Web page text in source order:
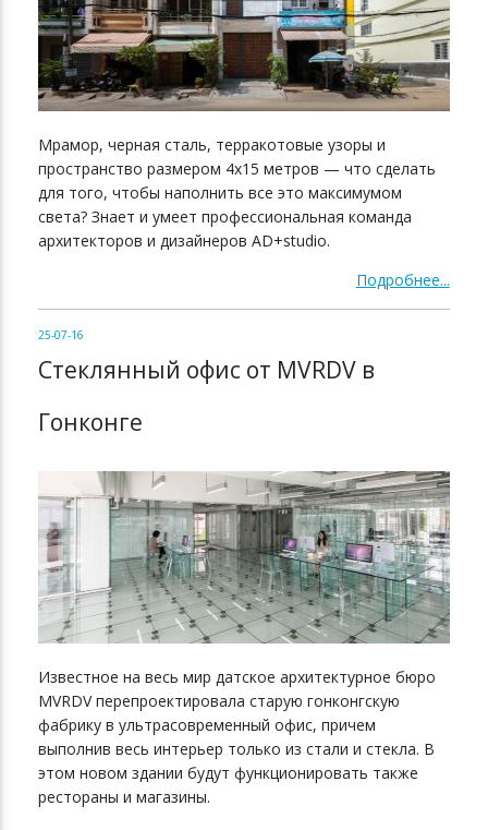
Мрамор, черная сталь, терракотовые узоры и
пространство размером 4х15 метров — что сделать
для того, чтобы наполнить все это максимумом
света? Знает и умеет профессиональная команда
архитекторов и дизайнеров AD+studio.
Подробнее...
25-07-16
Стеклянный офис от MVRDV в
Гонконге
Известное на весь мир датское архитектурное бюро
MVRDV перепроектировала старую гонконгскую
фабрику в ультрасовременный офис, причем
выполнив весь интерьер только из стали и стекла. В
этом новом здании будут функционировать также
рестораны и магазины.